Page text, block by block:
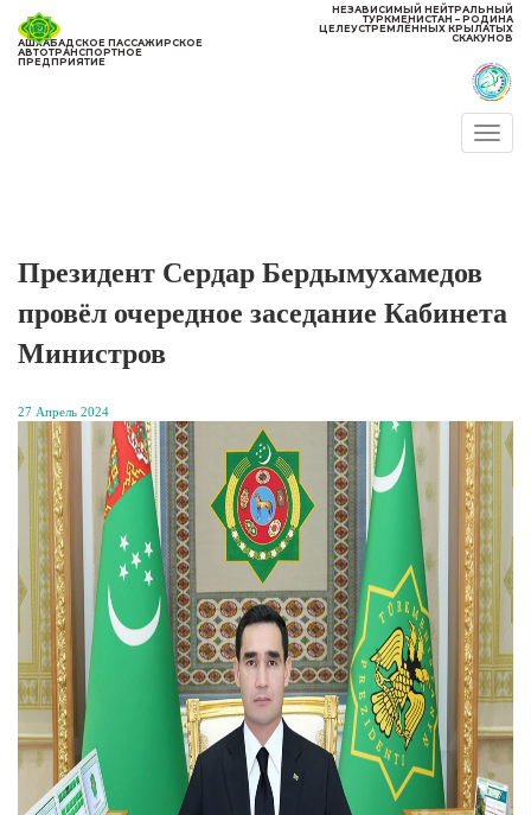
АШХАБАДСКОЕ ПАССАЖИРСКОЕ
АВТОТРАНСПОРТНОЕ
ПРЕДПРИЯТИЕ
НЕЗАВИСИМЫЙ НЕЙТРАЛЬНЫЙ
ТУРКМЕНИСТАН – РОДИНА
ЦЕЛЕУСТРЕМЛЁННЫХ КРЫЛАТЫХ
СКАКУНОВ
Президент Сердар Бердымухамедов
провёл очередное заседание Кабинета
Министров
27 Апрель 2024